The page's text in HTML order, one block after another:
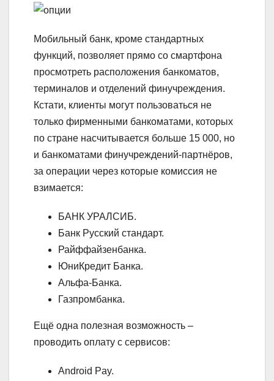
Мобильный банк, кроме стандартных
функций, позволяет прямо со смартфона
просмотреть расположения банкоматов,
терминалов и отделений финучреждения.
Кстати, клиенты могут пользоваться не
только фирменными банкоматами, которых
по стране насчитывается больше 15 000, но
и банкоматами финучреждений-партнёров,
за операции через которые комиссия не
взимается:
БАНК УРАЛСИБ.
Банк Русский стандарт.
Райффайзенбанка.
ЮниКредит Банка.
Альфа-Банка.
Газпромбанка.
Ещё одна полезная возможность –
проводить оплату с сервисов:
Android Pay.